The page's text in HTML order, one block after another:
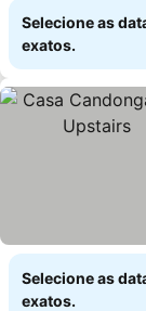
Selecione as
exatos.
Selecione as
exatos.